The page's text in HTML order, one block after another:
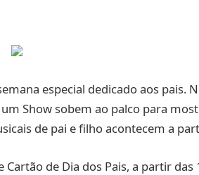
especial dedicado aos pais.
Show sobem ao palco para
de pai e filho acontecem a
de Dia dos Pais, a partir das